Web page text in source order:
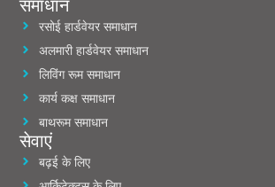
समाधान
रसोई हार्डवेयर समाधान
अलमारी हार्डवेयर समाधान
लिविंग रूम समाधान
कार्य कक्ष समाधान
बाथरूम समाधान
सेवाएं
बढ़ई के लिए